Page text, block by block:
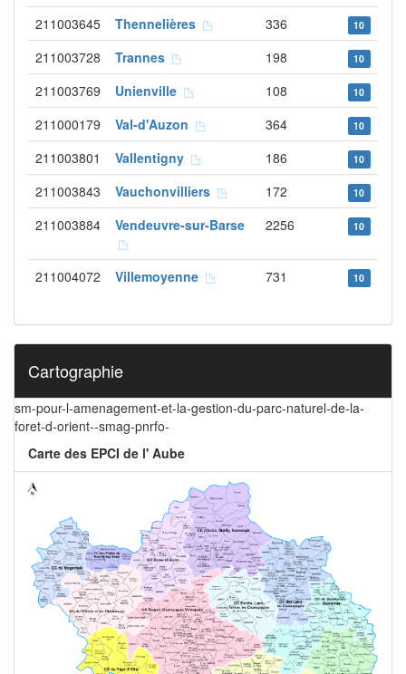
211003645 Thennelières 336 10
211003728 Trannes 198 10
211003769 Unienville 108 10
211000179 Val-d'Auzon 364 10
211003801 Vallentigny 186 10
211003843 Vauchonvilliers 172 10
211003884 Vendeuvre-sur-Barse 2256 10
211004072 Villemoyenne 731 10
Cartographie
sm-pour-l-amenagement-et-la-gestion-du-parc-naturel-de-la-
foret-d-orient--smag-pnrfo-
Carte des EPCI de l' Aube